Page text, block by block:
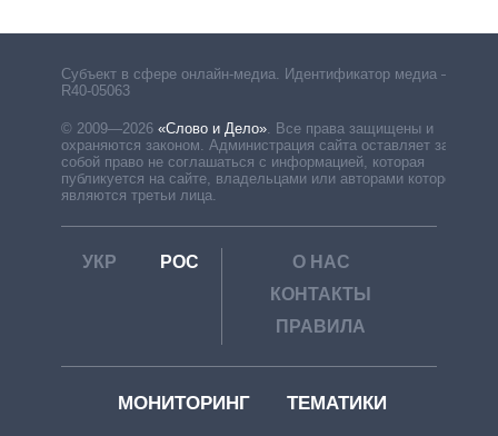
Субъект в сфере онлайн-медиа. Идентификатор медиа –
R40-05063
© 2009—2026 «Слово и Дело». Все права защищены и
охраняются законом. Администрация сайта оставляет за
собой право не соглашаться с информацией, которая
публикуется на сайте, владельцами или авторами которой
являются третьи лица.
УКР РОС
О НАС
КОНТАКТЫ
ПРАВИЛА
МОНИТОРИНГ ТЕМАТИКИ